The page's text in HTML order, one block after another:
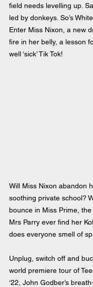
field needs levelling up.
led by donkeys. So’s
Enter Miss Nixon, a new
fire in her belly, a lesson
well ‘sick’ Tik Tok!
Will Miss Nixon abandon
soothing private school?
bounce in Miss Prime,
Mrs Parry ever find her
does everyone smell of
Unplug, switch off and
world premiere tour of
‘22, John Godber’s